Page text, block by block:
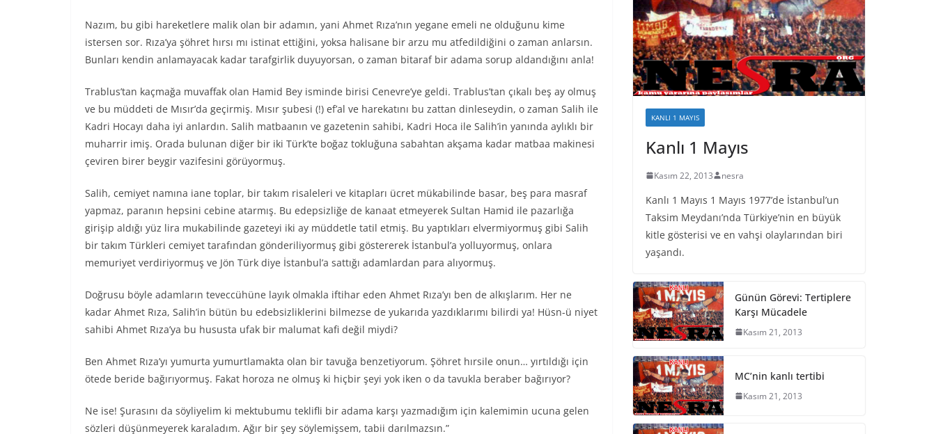
Nazım, bu gibi hareketlere malik olan bir adamın, yani Ahmet Rıza’nın yegane emeli ne olduğunu kime
istersen sor. Rıza’ya şöhret hırsı mı istinat ettiğini, yoksa halisane bir arzu mu atfedildiğini o zaman anlarsın.
Bunları kendin anlamayacak kadar tarafgirlik duyuyorsan, o zaman bitaraf bir adama sorup aldandığını anla!
Trablus’tan kaçmağa muvaffak olan Hamid Bey isminde birisi Cenevre’ye geldi. Trablus’tan çıkalı beş ay olmuş
ve bu müddeti de Mısır’da geçirmiş. Mısır şubesi (!) ef’al ve harekatını bu zattan dinleseydin, o zaman Salih ile
Kadri Hocayı daha iyi anlardın. Salih matbaanın ve gazetenin sahibi, Kadri Hoca ile Salih’in yanında aylıklı bir
muharrir imiş. Orada bulunan diğer bir iki Türk’te boğaz tokluğuna sabahtan akşama kadar matbaa makinesi
çeviren birer beygir vazifesini görüyormuş.
Salih, cemiyet namına iane toplar, bir takım risaleleri ve kitapları ücret mükabilinde basar, beş para masraf
yapmaz, paranın hepsini cebine atarmış. Bu edepsizliğe de kanaat etmeyerek Sultan Hamid ile pazarlığa
girişip aldığı yüz lira mukabilinde gazeteyi iki ay müddetle tatil etmiş. Bu yaptıkları elvermiyormuş gibi Salih
bir takım Türkleri cemiyet tarafından gönderiliyormuş gibi göstererek İstanbul’a yolluyormuş, onlara
memuriyet verdiriyormuş ve Jön Türk diye İstanbul’a sattığı adamlardan para alıyormuş.
Doğrusu böyle adamların teveccühüne layık olmakla iftihar eden Ahmet Rıza’yı ben de alkışlarım. Her ne
kadar Ahmet Rıza, Salih’in bütün bu edebsizliklerini bilmezse de yukarıda yazdıklarımı bilirdi ya! Hüsn-ü niyet
sahibi Ahmet Rıza’ya bu hususta ufak bir malumat kafi değil miydi?
Ben Ahmet Rıza’yı yumurta yumurtlamakta olan bir tavuğa benzetiyorum. Şöhret hırsile onun… yırtıldığı için
ötede beride bağırıyormuş. Fakat horoza ne olmuş ki hiçbir şeyi yok iken o da tavukla beraber bağırıyor?
Ne ise! Şurasını da söyliyelim ki mektubumu teklifli bir adama karşı yazmadığım için kalemimin ucuna gelen
sözleri düşünmeyerek karaladım. Ağır bir şey söylemişsem, tabii darılmazsın.”
KANLI 1 MAYIS
Kanlı 1 Mayıs
Kasım 22, 2013 nesra
Kanlı 1 Mayıs 1 Mayıs 1977’de İstanbul’un
Taksim Meydanı’nda Türkiye’nin en büyük
kitle gösterisi ve en vahşi olaylarından biri
yaşandı.
Günün Görevi: Tertiplere
Karşı Mücadele
Kasım 21, 2013
MC’nin kanlı tertibi
Kasım 21, 2013